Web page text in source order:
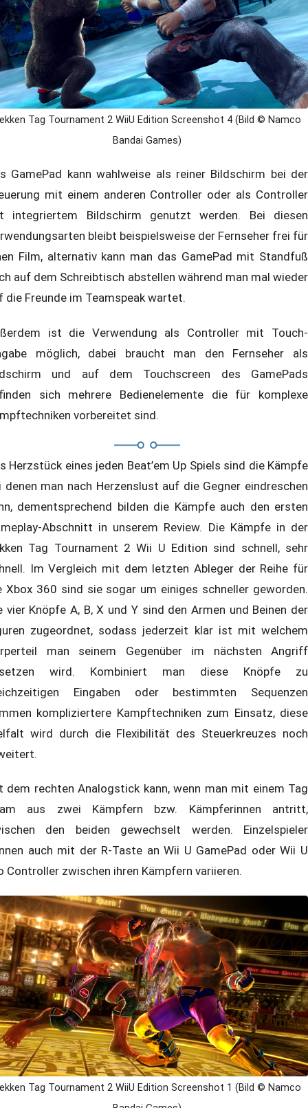
Tag Tournament 2 WiiU Edition Screenshot 4 (Bild © Namco
Bandai Games)
GamePad kann wahlweise als reiner Bildschirm bei der
mit einem anderen Controller oder als Controller
integriertem Bildschirm genutzt werden. Bei diesen
bleibt beispielsweise der Fernseher frei für
Film, alternativ kann man das GamePad mit Standfuß
auf dem Schreibtisch abstellen während man mal wieder
die Freunde im Teamspeak wartet.
ist die Verwendung als Controller mit Touch-
möglich, dabei braucht man den Fernseher als
und auf dem Touchscreen des GamePads
sich mehrere Bedienelemente die für komplexe
vorbereitet sind.
Herzstück eines jeden Beat’em Up Spiels sind die Kämpfe
denen man nach Herzenslust auf die Gegner eindreschen
dementsprechend bilden die Kämpfe auch den ersten
Abschnitt in unserem Review. Die Kämpfe in der
Tag Tournament 2 Wii U Edition sind schnell, sehr
Im Vergleich mit dem letzten Ableger der Reihe für
Xbox 360 sind sie sogar um einiges schneller geworden.
vier Knöpfe A, B, X und Y sind den Armen und Beinen der
zugeordnet, sodass jederzeit klar ist mit welchem
man seinem Gegenüber im nächsten Angriff
wird. Kombiniert man diese Knöpfe zu
Eingaben oder bestimmten Sequenzen
kompliziertere Kampftechniken zum Einsatz, diese
wird durch die Flexibilität des Steuerkreuzes noch
dem rechten Analogstick kann, wenn man mit einem Tag
aus zwei Kämpfern bzw. Kämpferinnen antritt,
den beiden gewechselt werden. Einzelspieler
auch mit der R-Taste an Wii U GamePad oder Wii U
Controller zwischen ihren Kämpfern variieren.
Tag Tournament 2 WiiU Edition Screenshot 1 (Bild © Namco